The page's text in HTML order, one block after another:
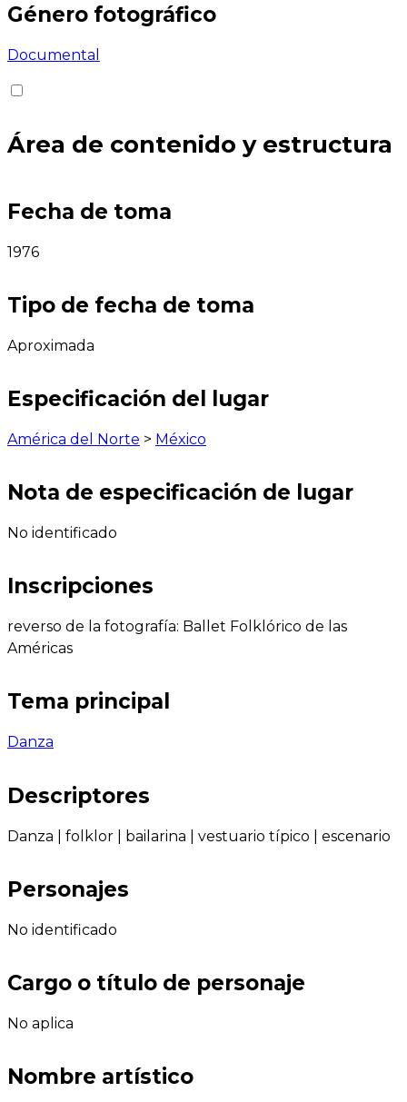
Género fotográfico
Documental
Área de contenido y estructura
Fecha de toma
1976
Tipo de fecha de toma
Aproximada
Especificación del lugar
América del Norte > México
Nota de especificación de lugar
No identificado
Inscripciones
reverso de la fotografía: Ballet Folklórico de las
Américas
Tema principal
Danza
Descriptores
Danza folklor bailarina vestuario típico escenario
Personajes
No identificado
Cargo o título de personaje
No aplica
Nombre artístico